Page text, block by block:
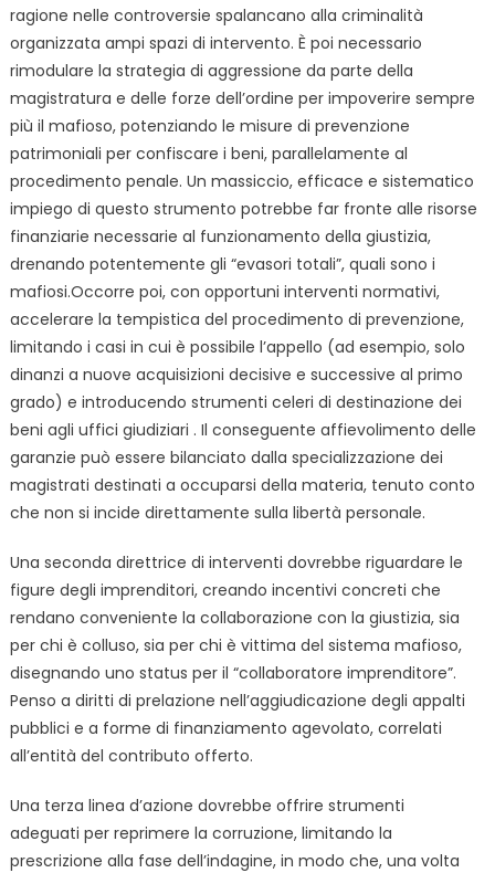
ragione nelle controversie spalancano alla criminalità
organizzata ampi spazi di intervento. È poi necessario
rimodulare la strategia di aggressione da parte della
magistratura e delle forze dell’ordine per impoverire sempre
più il mafioso, potenziando le misure di prevenzione
patrimoniali per confiscare i beni, parallelamente al
procedimento penale. Un massiccio, efficace e sistematico
impiego di questo strumento potrebbe far fronte alle risorse
finanziarie necessarie al funzionamento della giustizia,
drenando potentemente gli “evasori totali”, quali sono i
mafiosi.Occorre poi, con opportuni interventi normativi,
accelerare la tempistica del procedimento di prevenzione,
limitando i casi in cui è possibile l’appello (ad esempio, solo
dinanzi a nuove acquisizioni decisive e successive al primo
grado) e introducendo strumenti celeri di destinazione dei
beni agli uffici giudiziari . Il conseguente affievolimento delle
garanzie può essere bilanciato dalla specializzazione dei
magistrati destinati a occuparsi della materia, tenuto conto
che non si incide direttamente sulla libertà personale.
Una seconda direttrice di interventi dovrebbe riguardare le
figure degli imprenditori, creando incentivi concreti che
rendano conveniente la collaborazione con la giustizia, sia
per chi è colluso, sia per chi è vittima del sistema mafioso,
disegnando uno status per il “collaboratore imprenditore”.
Penso a diritti di prelazione nell’aggiudicazione degli appalti
pubblici e a forme di finanziamento agevolato, correlati
all’entità del contributo offerto.
Una terza linea d’azione dovrebbe offrire strumenti
adeguati per reprimere la corruzione, limitando la
prescrizione alla fase dell’indagine, in modo che, una volta